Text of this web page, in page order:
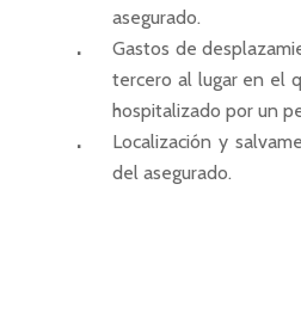
asegurado.
Gastos de
tercero al lugar en el
hospitalizado por un
Localización y
del asegurado.